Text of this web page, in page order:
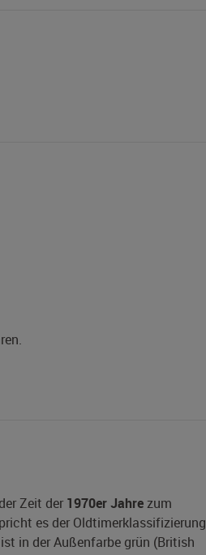
Zeit der 1970er Jahrezum
es der Oldtimerklassifizierung
ist in der Außenfarbe grün (British